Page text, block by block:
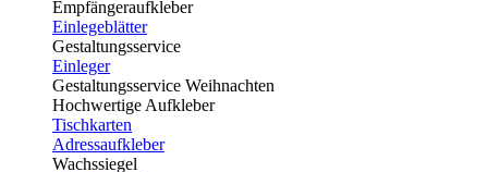
Empfängeraufkleber
Einlegeblätter
Gestaltungsservice
Einleger
Gestaltungsservice Weihnachten
Hochwertige Aufkleber
Tischkarten
Adressaufkleber
Wachssiegel